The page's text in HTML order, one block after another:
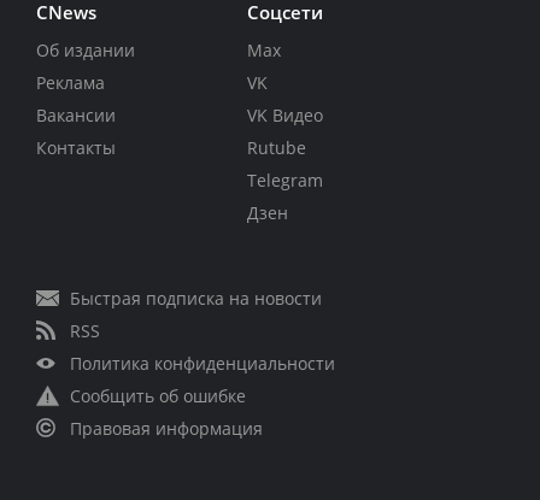
CNews
Об издании
Реклама
Вакансии
Контакты
Соцсети
Max
VK
VK Видео
Rutube
Telegram
Дзен
Быстрая подписка на новости
RSS
Политика конфиденциальности
Сообщить об ошибке
Правовая информация